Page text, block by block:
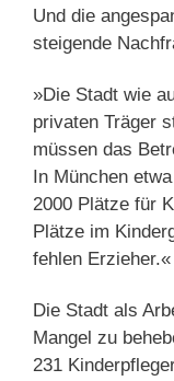
Und die
steigende
»Die Stadt wie
privaten Träger
müssen das
In München
2000 Plätze für
Plätze im
fehlen Erzieher.«
Die Stadt als
Mangel zu
231